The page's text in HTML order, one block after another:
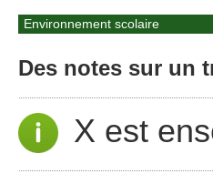
Environnement scolaire
Des notes sur un
X est